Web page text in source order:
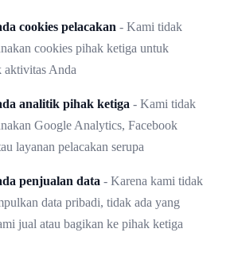
cookies pelacakan - Kami tidak
cookies pihak ketiga untuk
aktivitas Anda
analitik pihak ketiga - Kami tidak
Google Analytics, Facebook
layanan pelacakan serupa
penjualan data - Karena kami tidak
data pribadi, tidak ada yang
jual atau bagikan ke pihak ketiga